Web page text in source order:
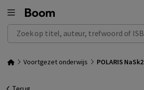
Zoek op titel, auteur, trefwoord of ISBN
Voortgezet onderwijs POLARIS